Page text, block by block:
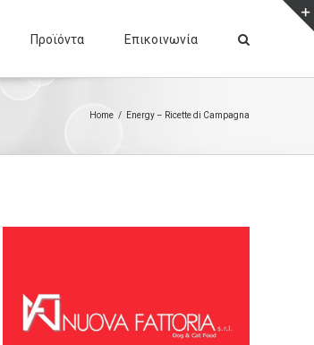
Προϊόντα Επικοινωνία
Home / Energy – Ricette di Campagna